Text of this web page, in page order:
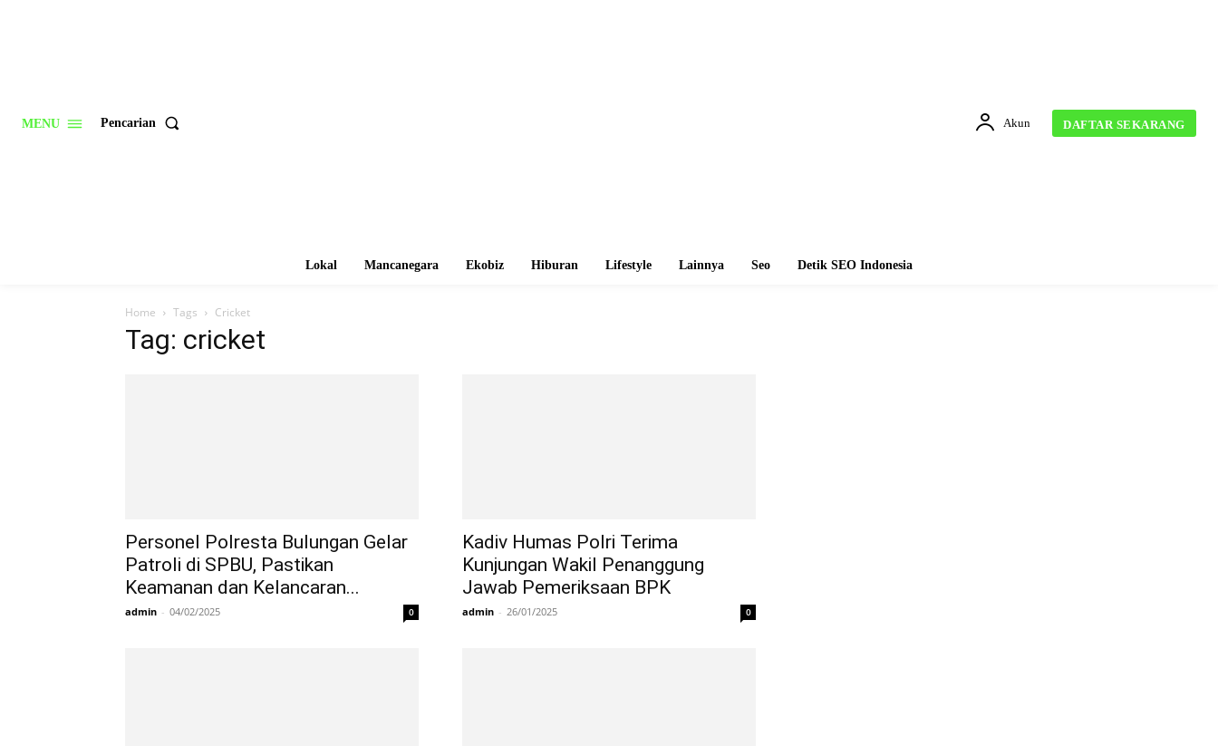
MENU Pencarian Akun DAFTAR SEKARANG
Lokal Mancanegara Ekobiz Hiburan Lifestyle Lainnya Seo Detik SEO Indonesia
Home Tags Cricket
Tag: cricket
Personel Polresta Bulungan Gelar
Patroli di SPBU, Pastikan
Keamanan dan Kelancaran...
admin - 04/02/2025 0
Kadiv Humas Polri Terima
Kunjungan Wakil Penanggung
Jawab Pemeriksaan BPK
admin - 26/01/2025 0